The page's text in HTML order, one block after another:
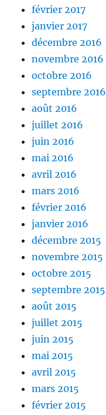
février 2017
janvier 2017
décembre 2016
novembre 2016
octobre 2016
septembre 2016
août 2016
juillet 2016
juin 2016
mai 2016
avril 2016
mars 2016
février 2016
janvier 2016
décembre 2015
novembre 2015
octobre 2015
septembre 2015
août 2015
juillet 2015
juin 2015
mai 2015
avril 2015
mars 2015
février 2015